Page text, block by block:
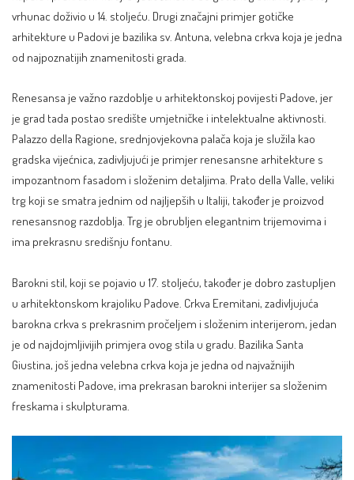
vrhunac doživio u 14. stoljeću. Drugi značajni primjer gotičke
arhitekture u Padovi je bazilika sv. Antuna, velebna crkva koja je jedna
od najpoznatijih znamenitosti grada.
Renesansa je važno razdoblje u arhitektonskoj povijesti Padove, jer
je grad tada postao središte umjetničke i intelektualne aktivnosti.
Palazzo della Ragione, srednjovjekovna palača koja je služila kao
gradska vijećnica, zadivljujući je primjer renesansne arhitekture s
impozantnom fasadom i složenim detaljima. Prato della Valle, veliki
trg koji se smatra jednim od najljepših u Italiji, također je proizvod
renesansnog razdoblja. Trg je obrubljen elegantnim trijemovima i
ima prekrasnu središnju fontanu.
Barokni stil, koji se pojavio u 17. stoljeću, također je dobro zastupljen
u arhitektonskom krajoliku Padove. Crkva Eremitani, zadivljujuća
barokna crkva s prekrasnim pročeljem i složenim interijerom, jedan
je od najdojmljivijih primjera ovog stila u gradu. Bazilika Santa
Giustina, još jedna velebna crkva koja je jedna od najvažnijih
znamenitosti Padove, ima prekrasan barokni interijer sa složenim
freskama i skulpturama.